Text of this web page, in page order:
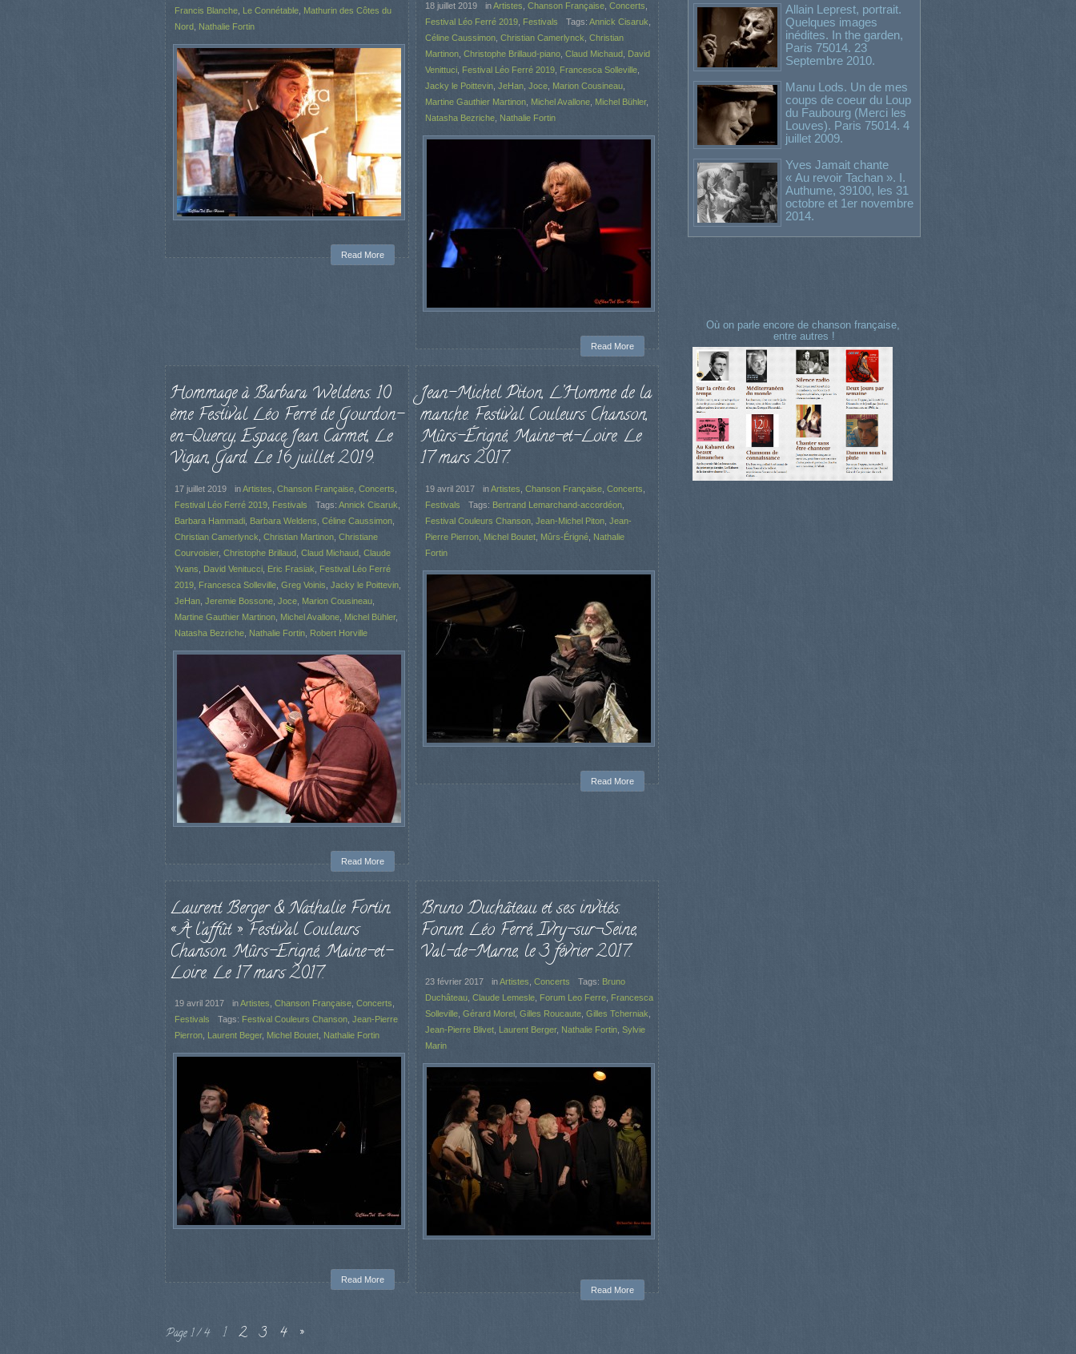
Francis Blanche Le Connétable Mathurin des Côtes du
Nord Nathalie Fortin
Read More
18 juillet 2019 inArtistes Chanson Française, Concerts
Festival Léo Ferré 2019, Festivals Tags: Annick Cisaruk
Céline Caussimon, Christian Camerlynck Christian
Martinon, Christophe Brillaud-piano, Claud Michaud, David
Venittuci, Festival Léo Ferré 2019, Francesca Solleville,
Jacky le Poittevin, JeHan, Joce, Marion Cousineau,
Martine Gauthier Martinon, Michel Avallone, Michel Bühler,
Natasha Bezriche, Nathalie Fortin
Read More
Hommage à Barbara Weldens. 10
ème Festival Léo Ferré de Gourdon-
en-Quercy, Espace Jean Carmet, Le
Vigan, Gard. Le 16 juillet 2019.
17 juillet 2019 inArtistes Chanson Française Concerts
Festival Léo Ferré 2019 Festivals Tags: Annick Cisaruk
Barbara Hammadi Barbara Weldens Céline Caussimon
Christian Camerlynck Christian Martinon Christiane
Courvoisier, Christophe Brillaud Claud Michaud Claude
Yvans
David Venitucci Eric Frasiak
Festival Léo Ferré
2019 Francesca Solleville Greg Voinis Jacky le Poittevin
JeHan Jeremie Bossone Joce Marion Cousineau
Martine Gauthier Martinon Michel Avallone Michel Bühler,
Natasha Bezriche Nathalie Fortin Robert Horville
Read More
Jean-Michel Piton, L’Homme de la
manche. Festival Couleurs Chanson,
Mûrs-Érigné, Maine-et-Loire. Le
17 mars 2017.
19 avril 2017 inArtistes Chanson Française, Concerts
Festivals
Tags: Bertrand Lemarchand-accordéon,
Festival Couleurs Chanson, Jean-Michel Piton, Jean-
Pierre Pierron, Michel Boutet, Mûrs-Érigné, Nathalie
Fortin
Read More
Laurent Berger & Nathalie Fortin.
« À l’affût ». Festival Couleurs
Chanson. Mûrs-Erigné, Maine-et-
Loire. Le 17 mars 2017.
19 avril 2017 inArtistes Chanson Française Concerts
Festivals
Tags: Festival Couleurs Chanson Jean-Pierre
Pierron Laurent Beger, Michel Boutet Nathalie Fortin
Read More
Bruno Duchâteau et ses invités.
Forum Léo Ferré, Ivry-sur-Seine,
Val-de-Marne, le 3 février 2017.
23 février 2017 inArtistes Concerts Tags: Bruno
Duchâteau, Claude Lemesle, Forum Leo Ferre, Francesca
Solleville, Gérard Morel, Gilles Roucaute, Gilles Tcherniak
Jean-Pierre Blivet, Laurent Berger, Nathalie Fortin, Sylvie
Marin
Read More
Page 1 / 4 1 2 3 4 »
Allain Leprest, portrait.
Quelques images
inédites. In the garden,
Paris 75014. 23
Septembre 2010.
Manu Lods. Un de mes
coups de coeur du Loup
du Faubourg (Merci les
Louves). Paris 75014. 4
juillet 2009.
Yves Jamait chante
« Au revoir Tachan ». I.
Authume, 39100, les 31
octobre et 1er novembre
2014.
Où on parle encore de chanson française,
entre autres !